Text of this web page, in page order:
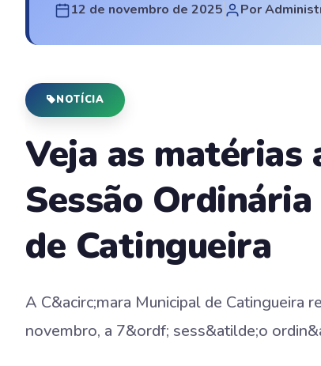
12 de novembro de 2025 Por
NOTÍCIA
Veja as matérias
Sessão
de Catingueira
A C&acirc;mara Municipal de Catingueira
novembro, a 7&ordf; sess&atilde;o